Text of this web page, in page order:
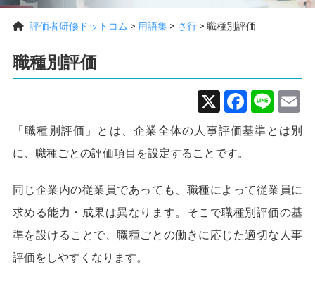
評価者研修ドットコム > 用語集> さ行> 職種別評価
職種別評価
X Line
「職種別評価」とは、企業全体の人事評価基準とは別
に、職種ごとの評価項目を設定することです。
同じ企業内の従業員であっても、職種によって従業員に
求める能力・成果は異なります。そこで職種別評価の基
準を設けることで、職種ごとの働きに応じた適切な人事
評価をしやすくなります。